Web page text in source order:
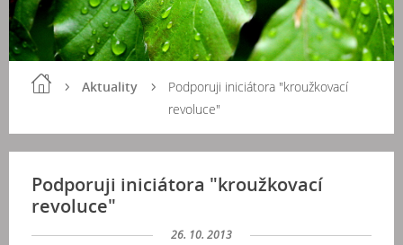
Aktuality
Podporuji iniciátora "kroužkovací
revoluce"
Podporuji iniciátora "kroužkovací
revoluce"
26. 10. 2013